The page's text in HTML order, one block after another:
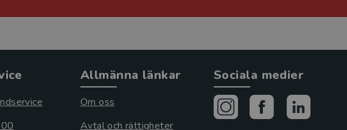
Allmänna länkar
Om oss
Avtal och rättigheter
Sociala medier